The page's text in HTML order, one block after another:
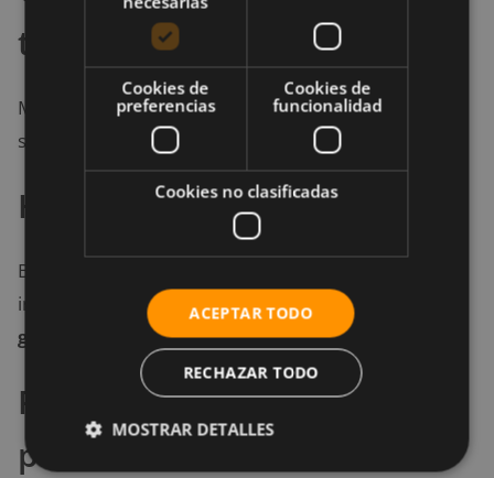
teléfono
Moverte durante llamadas es una forma fácil de
sumar pasos y activar la circulación.
Haz tareas del hogar
Barrer, cocinar o limpiar son actividades que
incrementan elmovimiento cotidiano
gasto calórico diario.
Realiza más actividades de
pie
Cookies de
preferencias
Cookies de
funcionalidad
Cookies no clasificadas
ACEPTAR TODO
RECHAZAR TODO
MOSTRAR DETALLES